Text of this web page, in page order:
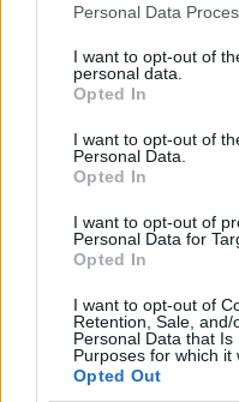
Personal Data
I want to opt-out of
personal data.
Opted In
I want to opt-out of
Personal Data.
Opted In
I want to opt-out of
Personal Data for
Opted In
I want to opt-out of
Retention, Sale,
Personal Data that
Purposes for which it
Opted Out
della maggior parte
mondiali, presenti
multilaterali e
capitale bancario.
Le valutazioni
Canada, in Australia,
Bassi utilizzano tutte
riferimento. Il